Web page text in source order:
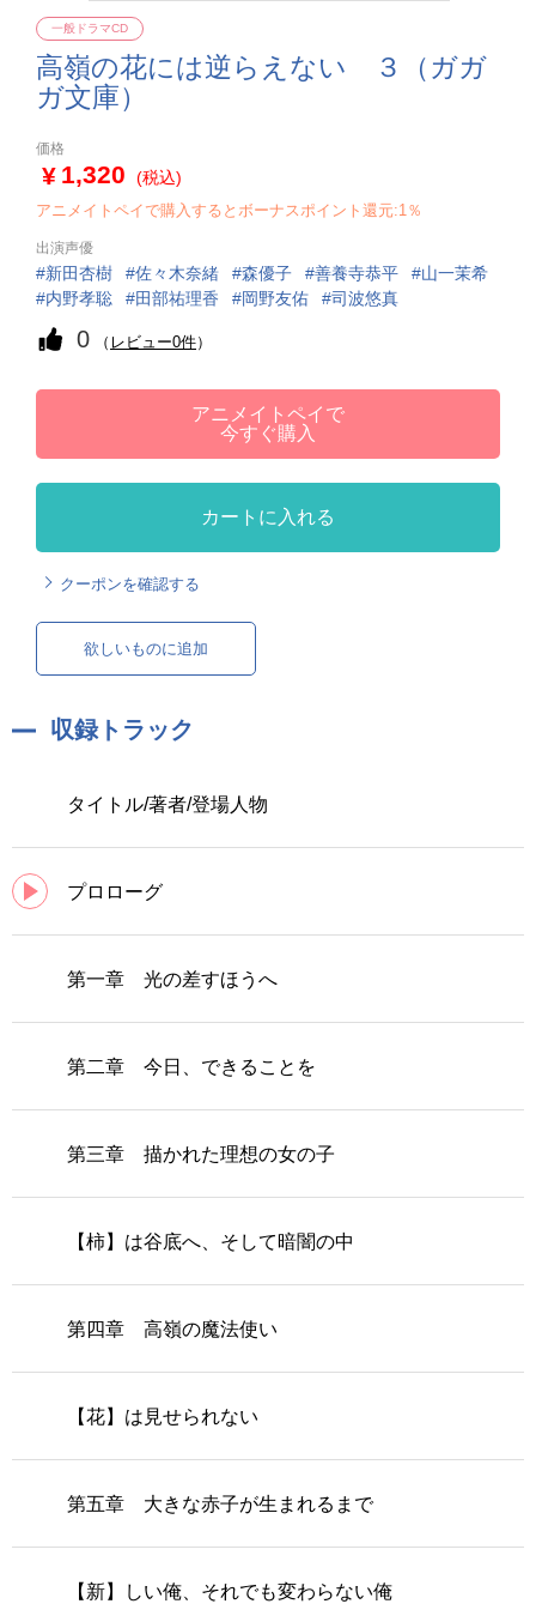
高嶺の花には逆らえない ３（ガガ
ガ文庫）
一般ドラマCD
価格
1,320 (税込)
アニメイトペイで購入するとボーナスポイント還元:1％
出演声優
新田杏樹 佐々木奈緒 森優子 善養寺恭平
山一茉希
内野孝聡
田部祐理香 岡野友佑 司波悠真
0 （ レビュー0件）
アニメイトペイで
今すぐ購入
カートに入れる
クーポンを確認する
欲しいものに追加
収録トラック
タイトル/著者/登場人物
プロローグ
第一章 光の差すほうへ
第二章 今日、できることを
第三章 描かれた理想の女の子
【柿】は谷底へ、そして暗闇の中
第四章 高嶺の魔法使い
【花】は見せられない
第五章 大きな赤子が生まれるまで
【新】しい俺、それでも変わらない俺